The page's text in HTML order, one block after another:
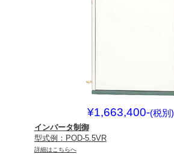
¥1,663,400-(税別)
インバータ制御
型式例：POD-5.5VR
詳細はこちらへ